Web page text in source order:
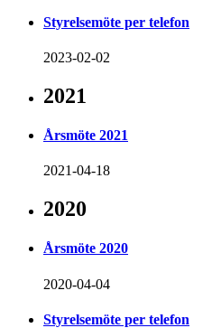
Styrelsemöte per telefon
2023-02-02
2021
Årsmöte 2021
2021-04-18
2020
Årsmöte 2020
2020-04-04
Styrelsemöte per telefon